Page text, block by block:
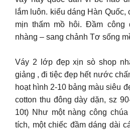
lắm luôn. kiểu dáng Hàn Quốc,
mịn thấm mồ hôi. Đầm công
nhàng – sang chảnh Tơ sống
Váy 2 lớp đẹp xịn sò shop
giảng , đi tiệc đẹp hết nước
hoạt hình 2-10 bảng màu siêu
cotton thu đông dày dặn, sz
10t) Như một nàng công
tích, một chiếc đầm dáng dài